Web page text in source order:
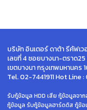
บริษัท อินเตอร์ ดาต้า รีคัฟเว
เลขที่ 4 ซอยบางนา-ตราด25
เขตบางนา กรุงเทพมหานคร
Tel. 02-7441911 Hot
รับกู้ข้อมูล HDD เสีย กู้ข้อมูลจ
กู้ข้อมูล รับกู้ข้อมูลฮาร์ดดิส กู้ข้อ